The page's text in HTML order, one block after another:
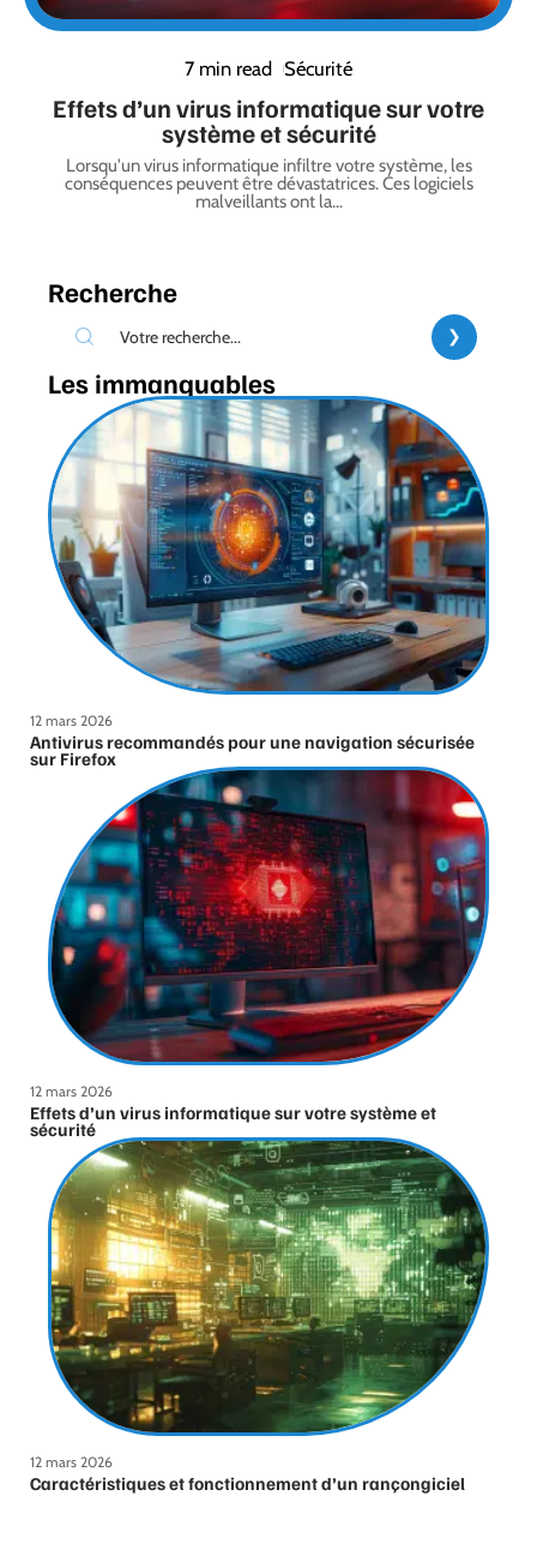
7 min read Sécurité
Effets d’un virus informatique sur votre
système et sécurité
Lorsqu'un virus informatique infiltre votre système, les
conséquences peuvent être dévastatrices. Ces logiciels
malveillants ont la…
Recherche
Les immanquables
12 mars 2026
Antivirus recommandés pour une navigation sécurisée
sur Firefox
12 mars 2026
Effets d’un virus informatique sur votre système et
sécurité
12 mars 2026
Caractéristiques et fonctionnement d’un rançongiciel
ransomware